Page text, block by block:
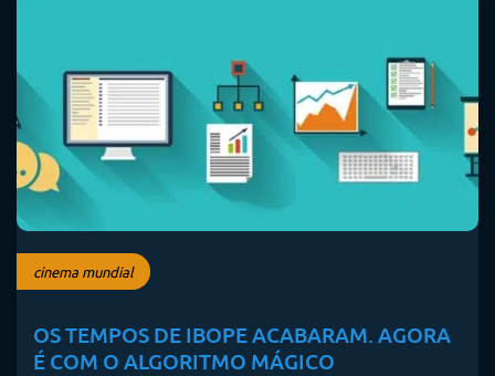
cinema mundial
OS TEMPOS DE IBOPE ACABARAM. AGORA
É COM O ALGORITMO MÁGICO